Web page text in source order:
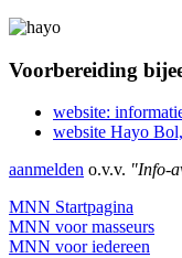
Voorbereiding
website:
website Hayo
aanmelden o.v.v. "Info-
MNN Startpagina
MNN voor masseurs
MNN voor iedereen